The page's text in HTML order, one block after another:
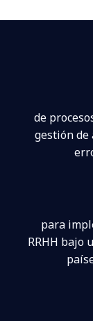
de
gestión de
para
RRHH bajo